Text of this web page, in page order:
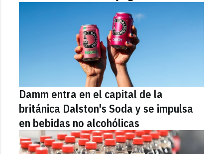
Damm entra en el capital de la
británica Dalston's Soda y se impulsa
en bebidas no alcohólicas